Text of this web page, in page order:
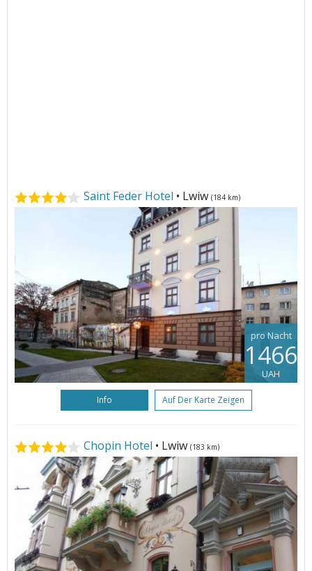
Saint Feder Hotel • Lwiw (184 km)
pro Nacht
1466
UAH
Info Auf Der Karte Zeigen
Chopin Hotel • Lwiw (183 km)